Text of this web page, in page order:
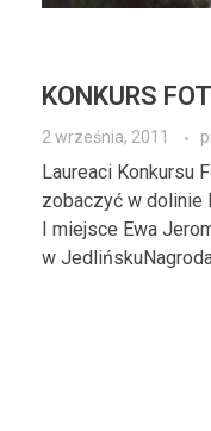
KONKURS
2 września, 2011
Laureaci Konkursu
zobaczyć w dolinie
I miejsce Ewa
w